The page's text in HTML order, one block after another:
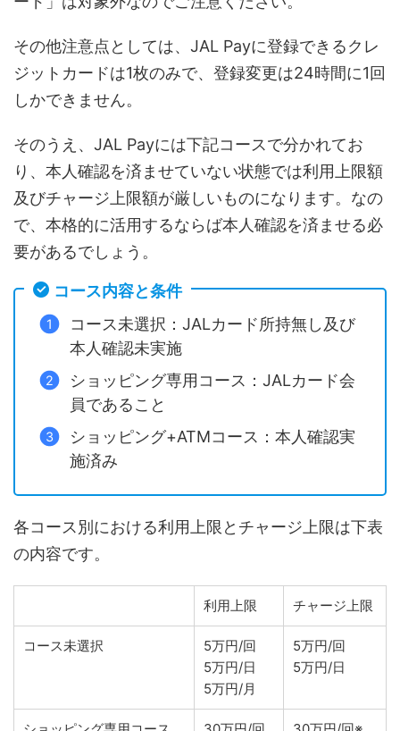
その他注意点としては、JAL Payに登録できるクレ
ジットカードは1枚のみで、登録変更は24時間に1回
しかできません。
そのうえ、JAL Payには下記コースで分かれてお
り、本人確認を済ませていない状態では利用上限額
及びチャージ上限額が厳しいものになります。なの
で、本格的に活用するならば本人確認を済ませる必
要があるでしょう。
コース内容と条件
コース未選択：JALカード所持無し及び
本人確認未実施
ショッピング専用コース：JALカード会
員であること
ショッピング+ATMコース：本人確認実
施済み
各コース別における利用上限とチャージ上限は下表
の内容です。
利用上限 チャージ上限
コース未選択
5万円/回
5万円/日
5万円/月
5万円/回
5万円/日